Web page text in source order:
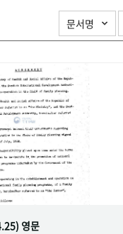
영문